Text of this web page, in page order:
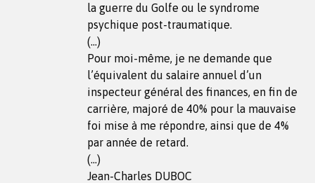
la guerre du Golfe ou le syndrome
psychique post-traumatique.
(…)
Pour moi-même, je ne demande que
l’équivalent du salaire annuel d’un
inspecteur général des finances, en fin de
carrière, majoré de 40% pour la mauvaise
foi mise à me répondre, ainsi que de 4%
par année de retard.
(…)
Jean-Charles DUBOC